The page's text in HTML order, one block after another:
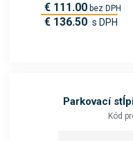
€ 111.00 bez DPH
€ 136.50 s DPH
Parkovací
Kód